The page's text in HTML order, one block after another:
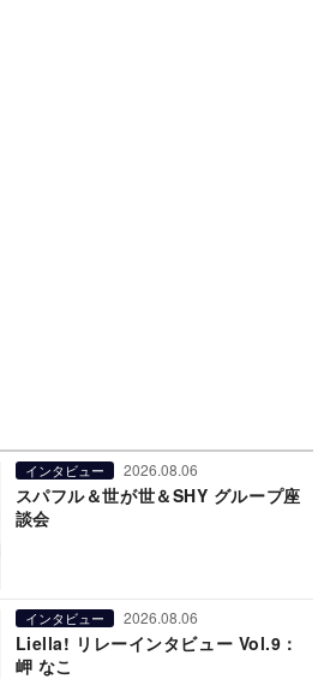
インタビュー 2026.08.06
スパフル＆世が世＆SHY グループ座
談会
インタビュー 2026.08.06
Liella! リレーインタビュー Vol.9：
岬 なこ